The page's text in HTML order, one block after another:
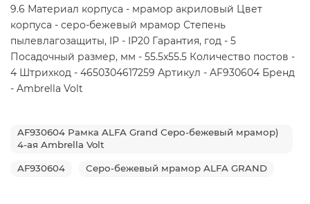
9.6 Материал корпуса - мрамор акриловый Цвет
корпуса - серо-бежевый мрамор Степень
пылевлагозащиты, IP - IP20 Гарантия, год - 5
Посадочный размер, мм - 55.5x55.5 Количество постов -
4 Штрихкод - 4650304617259 Артикул - AF930604 Бренд
- Ambrella Volt
AF930604 Рамка ALFA Grand Серо-бежевый мрамор)
4-ая Ambrella Volt
AF930604 Серо-бежевый мрамор ALFA GRAND